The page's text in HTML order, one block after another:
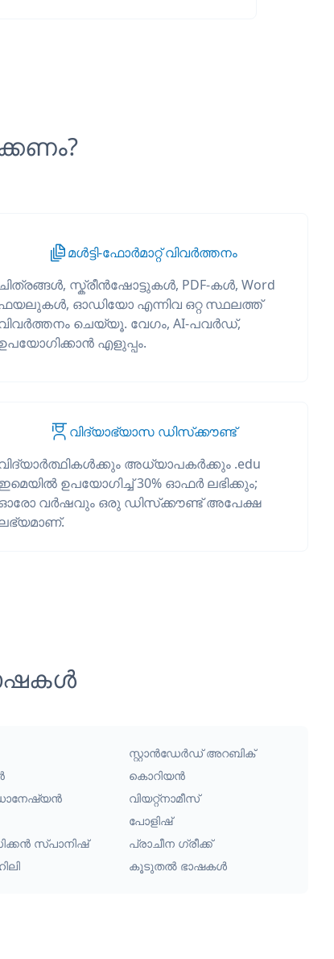
മൾട്ടി-ഫോർമാറ്റ് വിവർത്തനം
സ്ക്രീൻഷോട്ടുകൾ, PDF-കൾ, Word
ഓഡിയോ എന്നിവ ഒറ്റ സ്ഥലത്ത്
ചെയ്യൂ. വേഗം, AI-പവർഡ്,
എളുപ്പം.
വിദ്യാഭ്യാസ ഡിസ്‌ക്കൗണ്ട്
അധ്യാപകർക്കും .edu
ഉപയോഗിച്ച് 30% ഓഫർ ലഭിക്കും;
വർഷവും ഒരു ഡിസ്‌ക്കൗണ്ട് അപേക്ഷ
സ്റ്റാൻഡേർഡ് അറബിക്
കൊറിയൻ
വിയറ്റ്നാമീസ്
പോളിഷ്
സ്പാനിഷ്
പ്രാചീന ഗ്രീക്ക്
കൂടുതൽ ഭാഷകൾ